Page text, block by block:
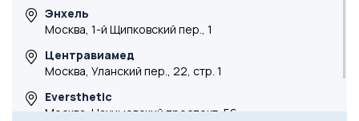
Энхель
Москва, 1-й Щипковский пер., 1
Центравиамед
Москва, Уланский пер., 22, стр. 1
Eversthetic
Москва, Нахимовский проспект, 56